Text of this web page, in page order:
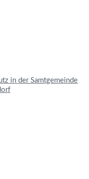
in der Samtgemeinde